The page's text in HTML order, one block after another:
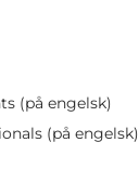
(på engelsk)
(på engelsk)